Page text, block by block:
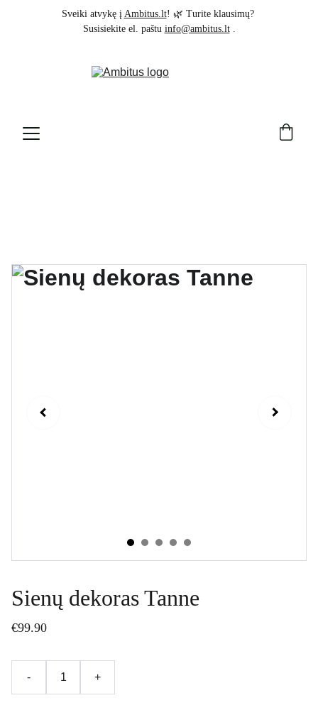
Sveiki atvykę į Ambitus.lt! 🌿 Turite klausimų?
Susisiekite el. paštu info@ambitus.lt .
Sienų dekoras Tanne
€99.90
- +